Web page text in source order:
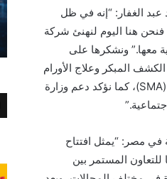
عبد الغفار: “إنه في ظل
هنا اليوم لنهنئ شركة
معها.” ونشكرها على
المبكر وعلاج الأورام
السرطانية والمبادرة الرئاسية لصحة المرأة ومبادرة علاج ضمور العضلات الشوكي (SMA)، كما نؤكد دعم وزارة
في مصر: “يمثل افتتاح
المستمر بين